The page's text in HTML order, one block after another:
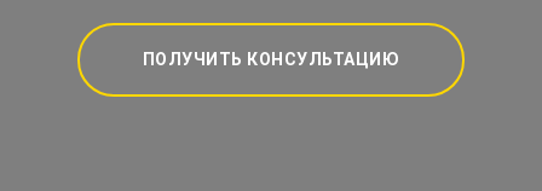
ПОЛУЧИТЬ КОНСУЛЬТАЦИЮ